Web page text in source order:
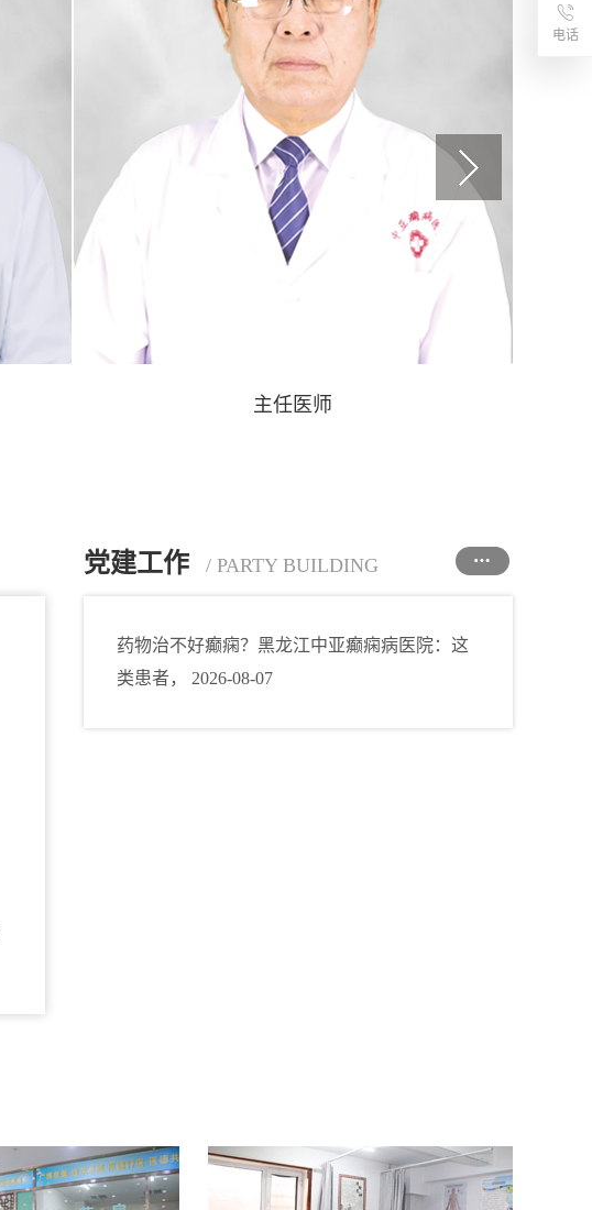
主任医师
党建工作 / PARTY BUILDING
药物治不好癫痫？黑龙江中亚癫痫病医院：这
类患者， 2026-08-07
电话